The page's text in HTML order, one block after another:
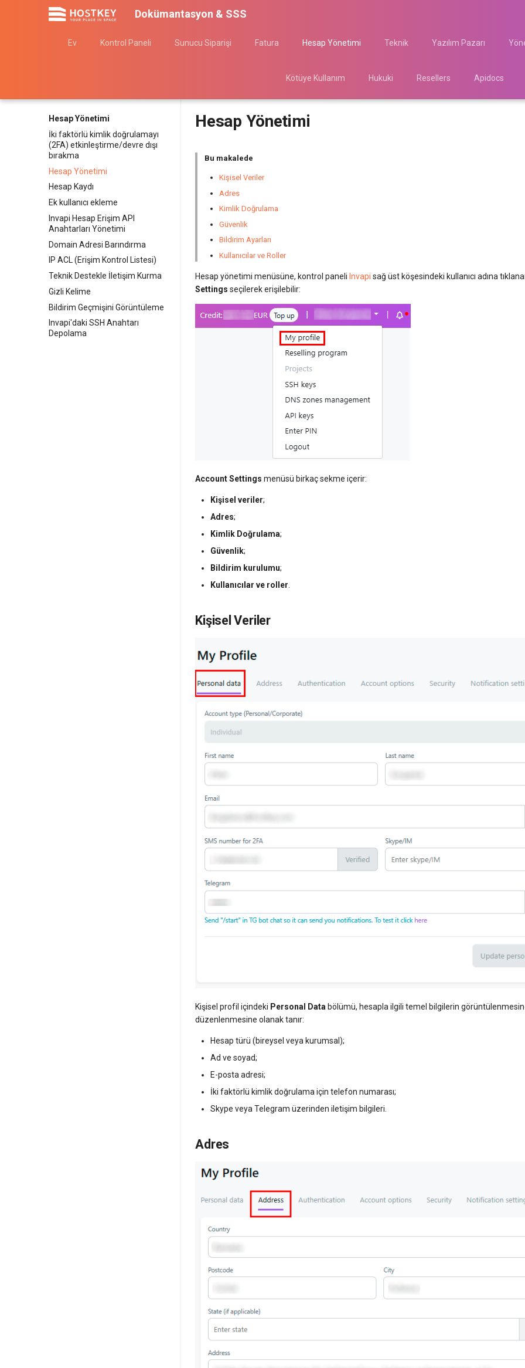
Dokümantasyon & SSS
Ev Kontrol Paneli Sunucu Siparişi Fatura Hesap Yönetimi Teknik Yazılım Pazarı
Kötüye Kullanım Hukuki Resellers Apidocs
Hesap Yönetimi
İki faktörlü kimlik doğrulamayı
(2FA) etkinleştirme/devre dışı
bırakma
Hesap Yönetimi
Hesap Kaydı
Ek kullanıcı ekleme
Invapi Hesap Erişim API
Anahtarları Yönetimi
Domain Adresi Barındırma
IP ACL (Erişim Kontrol Listesi)
Teknik Destekle İletişim Kurma
Gizli Kelime
Bildirim Geçmişini Görüntüleme
Invapi'daki SSH Anahtarı
Depolama
Hesap Yönetimi
Bu makalede
Kişisel Veriler
Adres
Kimlik Doğrulama
Güvenlik
Bildirim Ayarları
Kullanıcılar ve Roller
Hesap yönetimi menüsüne, kontrol paneliInvapi sağ üst köşesindeki kullanıcı adına
Settings seçilerek erişilebilir:
Account Settings menüsü birkaç sekme içerir:
Kişisel veriler;
Adres;
Kimlik Doğrulama;
Güvenlik;
Bildirim kurulumu;
Kullanıcılar ve roller
Kişisel Veriler
Kişisel profil içindeki Personal Data bölümü, hesapla ilgili temel bilgilerin
düzenlenmesine olanak tanır:
Hesap türü (bireysel veya kurumsal);
Ad ve soyad;
E-posta adresi;
İki faktörlü kimlik doğrulama için telefon numarası;
Skype veya Telegram üzerinden iletişim bilgileri.
Adres